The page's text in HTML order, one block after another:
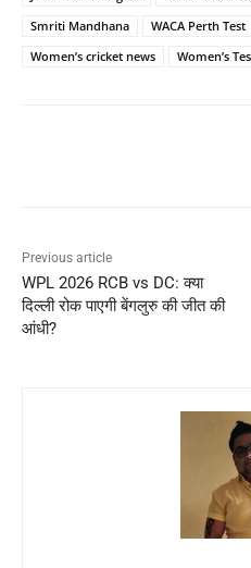
Smriti Mandhana
WACA Perth Test
Women’s cricket news
Women’s
Previous article
WPL 2026 RCB vs DC: क्या
दिल्ली रोक पाएगी बेंगलुरु की जीत की
आंधी?